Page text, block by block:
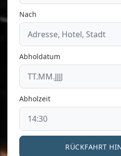
Nach
Abholdatum
Abholzeit
RÜCKFAHRT